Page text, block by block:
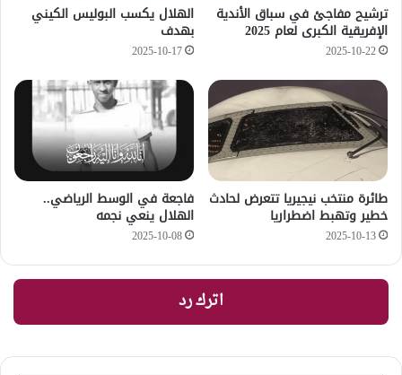
ترشيح مفاجئ في سباق الأندية
الإفريقية الكبرى لعام 2025
2025-10-22
الهلال يكسب البوليس الكيني
بهدف
2025-10-17
طائرة منتخب نيجيريا تتعرض لحادث
خطير وتهبط اضطراريا
2025-10-13
فاجعة في الوسط الرياضي..
الهلال ينعي نجمه
2025-10-08
اترك رد